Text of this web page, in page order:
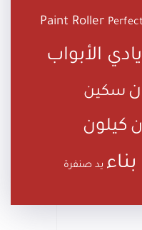
Paint Roller Perfect
الأبواب
سكين
كيلون
يد صنفرة